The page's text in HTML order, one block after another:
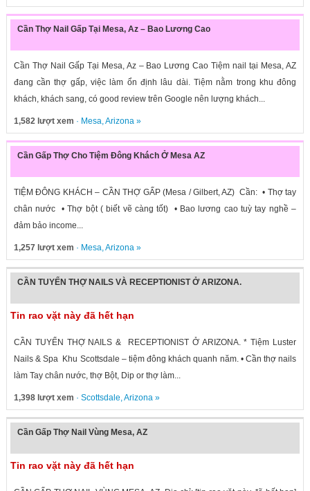
Cần Thợ Nail Gấp Tại Mesa, Az – Bao Lương Cao
Cần Thợ Nail Gấp Tại Mesa, Az – Bao Lương Cao Tiệm nail tại Mesa, AZ
đang cần thợ gấp, việc làm ổn định lâu dài. Tiệm nằm trong khu đông
khách, khách sang, có good review trên Google nên lượng khách...
1,582 lượt xem · Mesa,Arizona»
Cần Gấp Thợ Cho Tiệm Đông Khách Ở Mesa AZ
TIỆM ĐÔNG KHÁCH – CẦN THỢ GẤP (Mesa / Gilbert, AZ) Cần: • Thợ tay
chân nước • Thợ bột ( biết vẽ càng tốt) • Bao lương cao tuỳ tay nghề –
đảm bảo income...
1,257 lượt xem · Mesa,Arizona»
CẦN TUYỂN THỢ NAILS VÀ RECEPTIONIST Ở ARIZONA.
Tin rao vặt này đã hết hạn
CẦN TUYỂN THỢ NAILS & RECEPTIONIST Ở ARIZONA. * Tiệm Luster
Nails & Spa Khu Scottsdale – tiệm đông khách quanh năm. • Cần thợ nails
làm Tay chân nước, thợ Bột, Dip or thợ làm...
1,398 lượt xem · Scottsdale,Arizona»
Cần Gấp Thợ Nail Vùng Mesa, AZ
Tin rao vặt này đã hết hạn